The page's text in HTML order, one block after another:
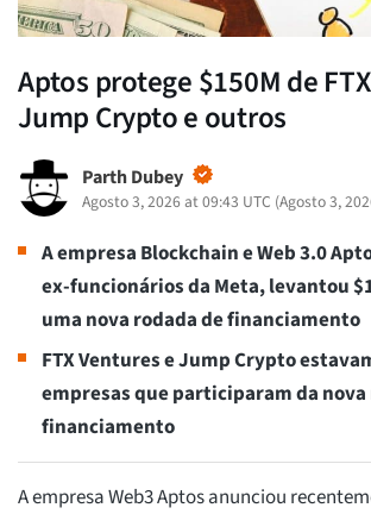
Aptos protege $150M de
Jump Crypto e outros
Parth Dubey
Agosto 3, 2026 at 09:43 UTC (Agosto 3,
A empresa Blockchain e Web 3.0
ex-funcionários da Meta, levantou
uma nova rodada de financiamento
FTX Ventures e Jump Crypto
empresas que participaram da nova
financiamento
A empresa Web3 Aptos anunciou